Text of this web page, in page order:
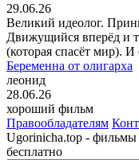
29.06.26
Великий идеолог.
Движущийся вперёд и
(которая спасёт мир). И
Беременна от олигарха
леонид
28.06.26
хороший фильм
Правообладателям
Ugorinicha.top - фильмы
бесплатно